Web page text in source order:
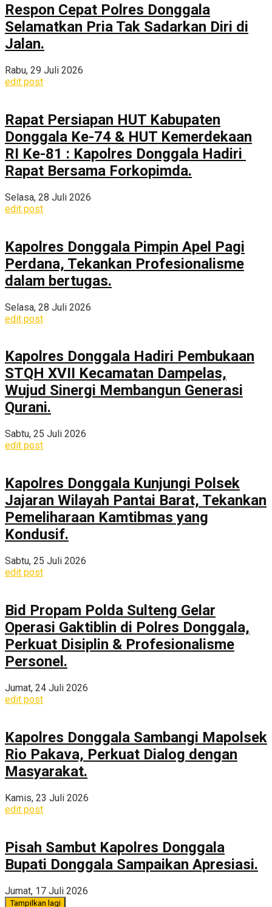
Respon Cepat Polres Donggala
Selamatkan Pria Tak Sadarkan Diri di
Jalan.
Rabu, 29 Juli 2026
edit post
Rapat Persiapan HUT Kabupaten
Donggala Ke-74 & HUT Kemerdekaan
RI Ke-81 : Kapolres Donggala Hadiri
Rapat Bersama Forkopimda.
Selasa, 28 Juli 2026
edit post
Kapolres Donggala Pimpin Apel Pagi
Perdana, Tekankan Profesionalisme
dalam bertugas.
Selasa, 28 Juli 2026
edit post
Kapolres Donggala Hadiri Pembukaan
STQH XVII Kecamatan Dampelas,
Wujud Sinergi Membangun Generasi
Qurani.
Sabtu, 25 Juli 2026
edit post
Kapolres Donggala Kunjungi Polsek
Jajaran Wilayah Pantai Barat, Tekankan
Pemeliharaan Kamtibmas yang
Kondusif.
Sabtu, 25 Juli 2026
edit post
Bid Propam Polda Sulteng Gelar
Operasi Gaktiblin di Polres Donggala,
Perkuat Disiplin & Profesionalisme
Personel.
Jumat, 24 Juli 2026
edit post
Kapolres Donggala Sambangi Mapolsek
Rio Pakava, Perkuat Dialog dengan
Masyarakat.
Kamis, 23 Juli 2026
edit post
Pisah Sambut Kapolres Donggala
Bupati Donggala Sampaikan Apresiasi.
Jumat, 17 Juli 2026
Tampilkan lagi